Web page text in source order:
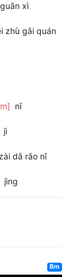
guān xì
zhù gǎi quán
nǐ
jì
dǎ rǎo nǐ
jìng
Bm